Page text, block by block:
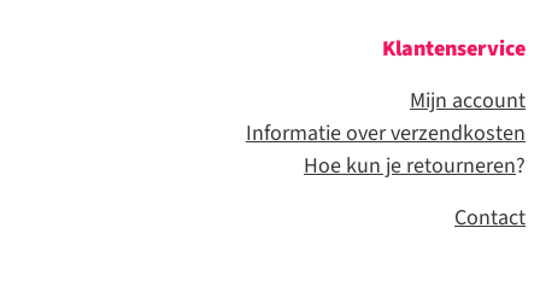
Klantenservice
Mijn account
Informatie over verzendkosten
Hoe kun je retourneren?
Contact